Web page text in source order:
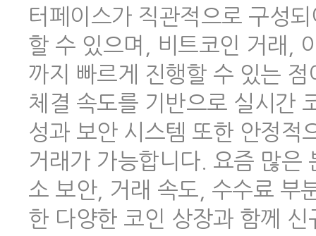
터페이스가 직관적으로 구성
할 수 있으며, 비트코인 거래,
까지 빠르게 진행할 수 있는
체결 속도를 기반으로 실시간
성과 보안 시스템 또한 안정적
거래가 가능합니다. 요즘 많은
소 보안, 거래 속도, 수수료 부
한 다양한 코인 상장과 함께